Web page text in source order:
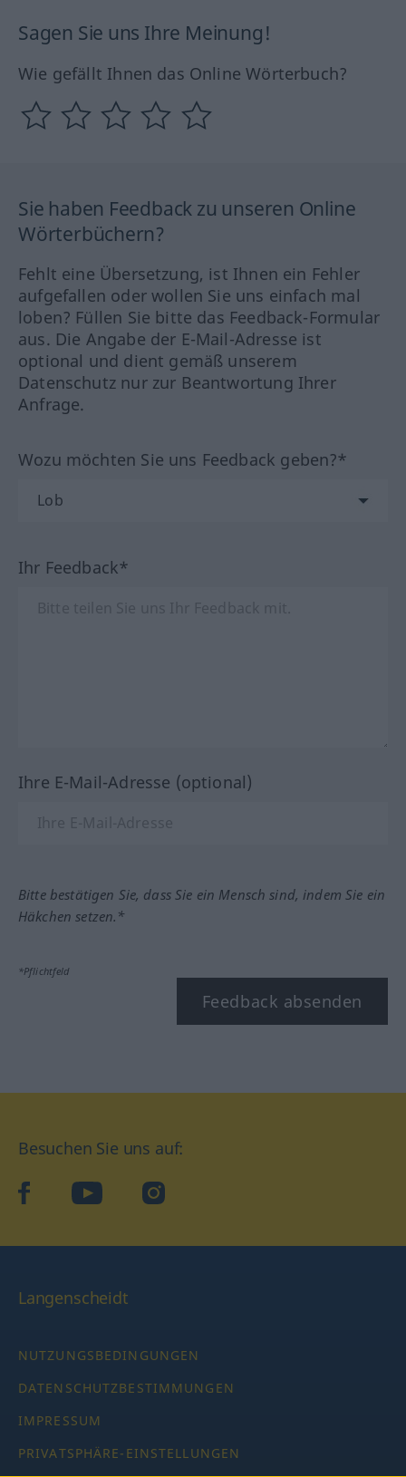
Sagen Sie uns Ihre Meinung!
Wie gefällt Ihnen das Online Wörterbuch?
Sie haben Feedback zu unseren Online
Wörterbüchern?
Fehlt eine Übersetzung, ist Ihnen ein Fehler
aufgefallen oder wollen Sie uns einfach mal
loben? Füllen Sie bitte das Feedback-Formular
aus. Die Angabe der E-Mail-Adresse ist
optional und dient gemäß unserem
Datenschutz nur zur Beantwortung Ihrer
Anfrage.
Wozu möchten Sie uns Feedback geben?*
Ihr Feedback*
Ihre E-Mail-Adresse (optional)
Bitte bestätigen Sie, dass Sie ein Mensch sind, indem Sie ein
Häkchen setzen.*
*Pflichtfeld
Feedback absenden
Besuchen Sie uns auf:
facebookYouTube Instagram
Langenscheidt
NUTZUNGSBEDINGUNGEN
DATENSCHUTZBESTIMMUNGEN
IMPRESSUM
PRIVATSPHÄRE-EINSTELLUNGEN